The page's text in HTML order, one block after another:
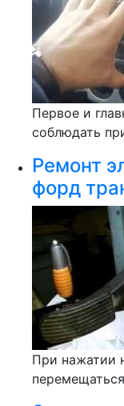
Первое и
соблюдать
Ремонт
форд
При нажатии